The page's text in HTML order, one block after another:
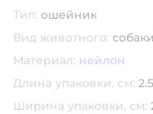
Тип: ошейник
Вид животного: собаки
Материал: нейлон
Длина упаковки, см: 2.5
Ширина упаковки, см: